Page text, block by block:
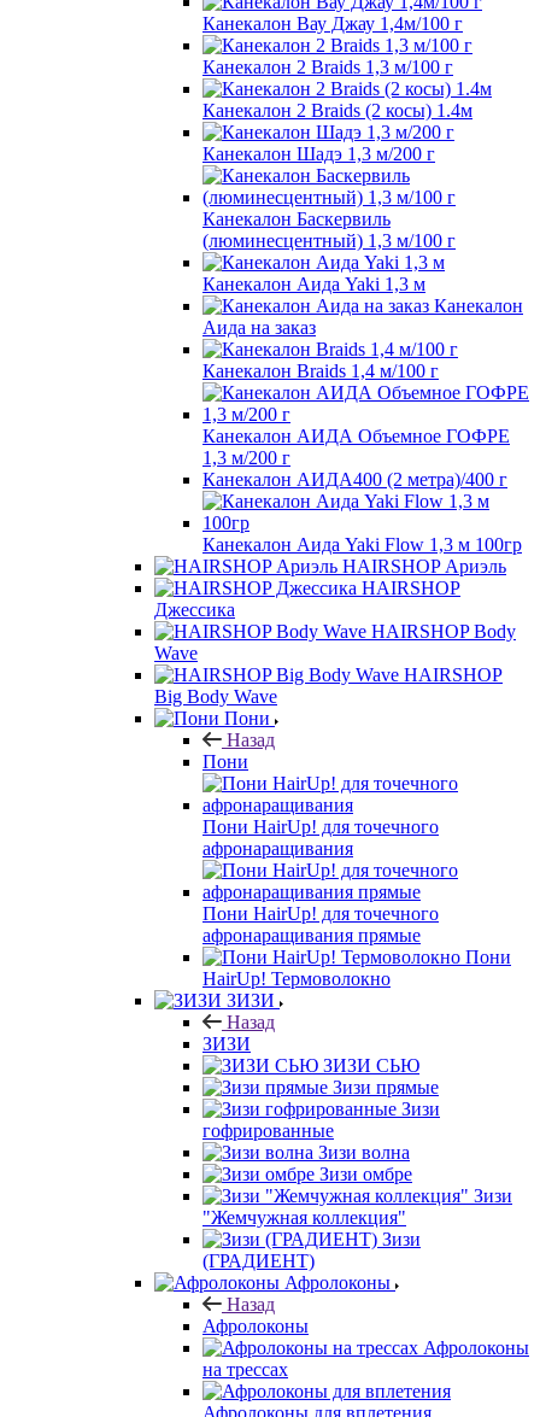
Канекалон Вау Джау 1,4м/100 г
Канекалон 2 Braids 1,3 м/100 г
Канекалон 2 Braids (2 косы) 1.4м
Канекалон Шадэ 1,3 м/200 г
Канекалон Баскервиль
(люминесцентный) 1,3 м/100 г
Канекалон Аида Yaki 1,3 м
Канекалон
Аида на заказ
Канекалон Braids 1,4 м/100 г
Канекалон АИДА Объемное ГОФРЕ
1,3 м/200 г
Канекалон АИДА400 (2 метра)/400 г
Канекалон Аида Yaki Flow 1,3 м 100гр
HAIRSHOP Ариэль
HAIRSHOP
Джессика
HAIRSHOP Body
Wave
HAIRSHOP
Big Body Wave
Пони
Назад
Пони
Пони HairUp! для точечного
афронаращивания
Пони HairUp! для точечного
афронаращивания прямые
Пони
HairUp! Термоволокно
ЗИЗИ
Назад
ЗИЗИ
ЗИЗИ СЬЮ
Зизи прямые
Зизи
гофрированные
Зизи волна
Зизи омбре
Зизи
"Жемчужная коллекция"
Зизи
(ГРАДИЕНТ)
Афролоконы
Назад
Афролоконы
Афролоконы
на трессах
Афролоконы для вплетения